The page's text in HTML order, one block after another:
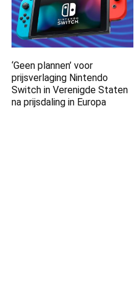
‘Geen plannen’ voor
prijsverlaging Nintendo
Switch in Verenigde Staten
na prijsdaling in Europa